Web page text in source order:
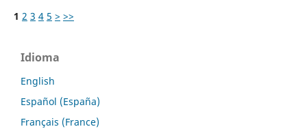
1 2 3 4 5 > >>
Idioma
English
Español (España)
Français (France)